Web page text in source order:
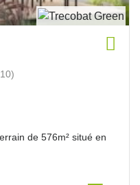
de 576m² situé en